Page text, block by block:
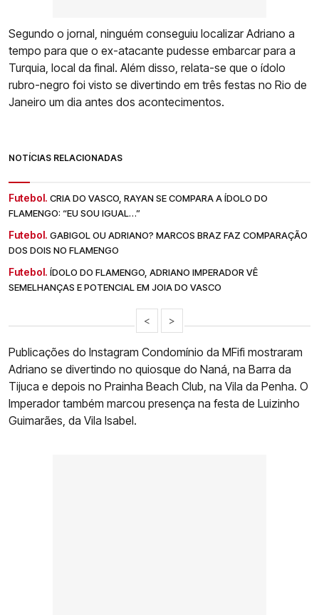
Segundo o jornal, ninguém conseguiu localizar Adriano a
tempo para que o ex-atacante pudesse embarcar para a
Turquia, local da final. Além disso, relata-se que o ídolo
rubro-negro foi visto se divertindo em três festas no Rio de
Janeiro um dia antes dos acontecimentos.
NOTÍCIAS RELACIONADAS
Futebol. CRIA DO VASCO, RAYAN SE COMPARA A ÍDOLO DO
FLAMENGO: “EU SOU IGUAL…”
Futebol. GABIGOL OU ADRIANO? MARCOS BRAZ FAZ COMPARAÇÃO
DOS DOIS NO FLAMENGO
Futebol. ÍDOLO DO FLAMENGO, ADRIANO IMPERADOR VÊ
SEMELHANÇAS E POTENCIAL EM JOIA DO VASCO
< >
Publicações do Instagram Condomínio da MFifi mostraram
Adriano se divertindo no quiosque do Naná, na Barra da
Tijuca e depois no Prainha Beach Club, na Vila da Penha. O
Imperador também marcou presença na festa de Luizinho
Guimarães, da Vila Isabel.